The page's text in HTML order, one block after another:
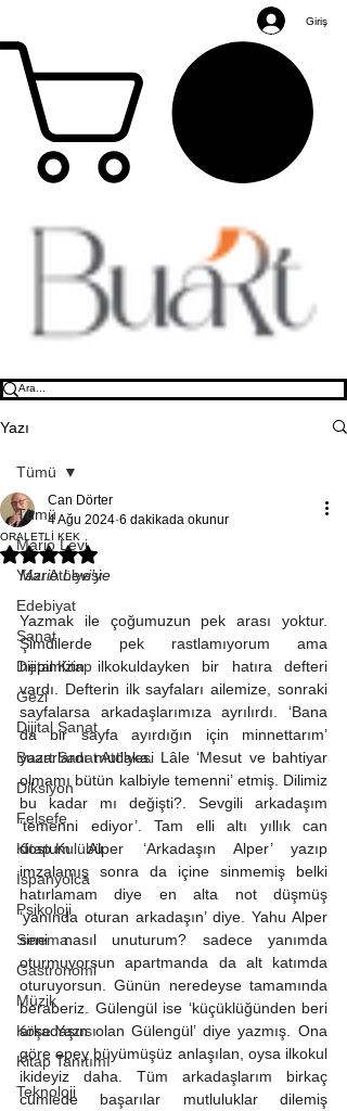
Giriş
Yazı
Tümü
Mario Levi
Yazı Atölyesi
Edebiyat
Sanat
Dijital Kitap
Gezi
Dijital Sanat
Buart Sanat Atölyesi
Diksiyon
Felsefe
Kitap Kulübü
İspanyolca
Psikoloji
Sinema
Gastronomi
Müzik
Köşe Yazısı
Kitap Tanıtımı
Teknoloji
Tümü
ORALETLİ KEK
Can Dörter
4 Ağu 2024 6 dakikada okunur
5 üzerinden NaN yıldız
Mario Levi’ye
Yazmak ile çoğumuzun pek arası yoktur.
Şimdilerde pek rastlamıyorum ama
hepimizin ilkokuldayken bir hatıra defteri
vardı. Defterin ilk sayfaları ailemize, sonraki
sayfalarsa arkadaşlarımıza ayrılırdı. ‘Bana
da bir sayfa ayırdığın için minnettarım’
yazarlardı mutlaka. Lâle ‘Mesut ve bahtiyar
olmamı bütün kalbiyle temenni’ etmiş. Dilimiz
bu kadar mı değişti?. Sevgili arkadaşım
‘temenni ediyor’. Tam elli altı yıllık can
dostum Alper ‘Arkadaşın Alper’ yazıp
imzalamış sonra da içine sinmemiş belki
hatırlamam diye en alta not düşmüş
‘yanında oturan arkadaşın’ diye. Yahu Alper
seni nasıl unuturum? sadece yanımda
oturmuyorsun apartmanda da alt katımda
oturuyorsun. Günün neredeyse tamamında
beraberiz. Gülengül ise ‘küçüklüğünden beri
arkadaşın olan Gülengül’ diye yazmış. Ona
göre epey büyümüşüz anlaşılan, oysa ilkokul
ikideyiz daha. Tüm arkadaşlarım birkaç
cümlede başarılar mutluluklar dilemiş